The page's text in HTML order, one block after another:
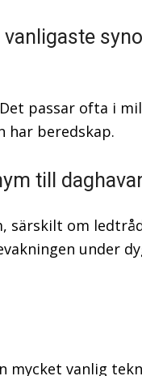
passar ofta i
har beredskap.
till
särskilt om
under
mycket vanlig